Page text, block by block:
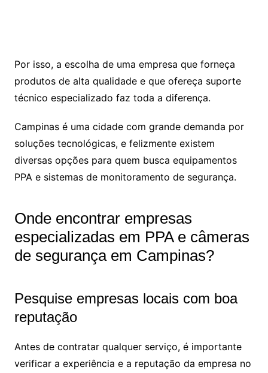
Por isso, a escolha de uma empresa que forneça
produtos de alta qualidade e que ofereça suporte
técnico especializado faz toda a diferença.
Campinas é uma cidade com grande demanda por
soluções tecnológicas, e felizmente existem
diversas opções para quem busca equipamentos
PPA e sistemas de monitoramento de segurança.
Onde encontrar empresas
especializadas em PPA e câmeras
de segurança em Campinas?
Pesquise empresas locais com boa
reputação
Antes de contratar qualquer serviço, é importante
verificar a experiência e a reputação da empresa no